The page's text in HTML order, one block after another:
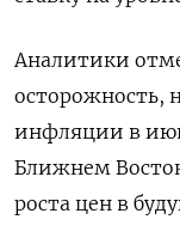
Аналитики
‌осторожность,
инфляции в
Ближнем
роста цен в